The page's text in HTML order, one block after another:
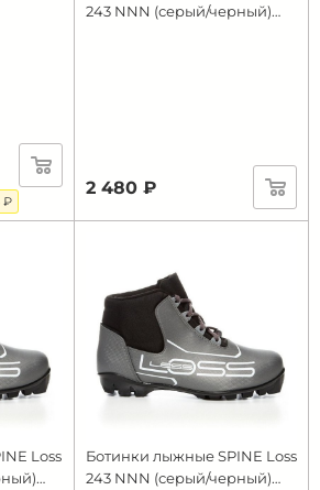
₽
243 NNN (серый/черный)
2 480 ₽
Loss
Ботинки лыжные SPINE Loss
243 NNN (серый/черный)